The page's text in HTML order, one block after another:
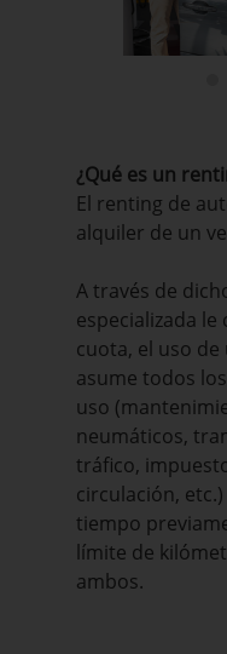
¿Qué es un
El renting de
alquiler de un
A través de
especializada le
cuota, el uso
asume todos
uso
neumáticos,
tráfico,
circulación,
tiempo
límite de
ambos.